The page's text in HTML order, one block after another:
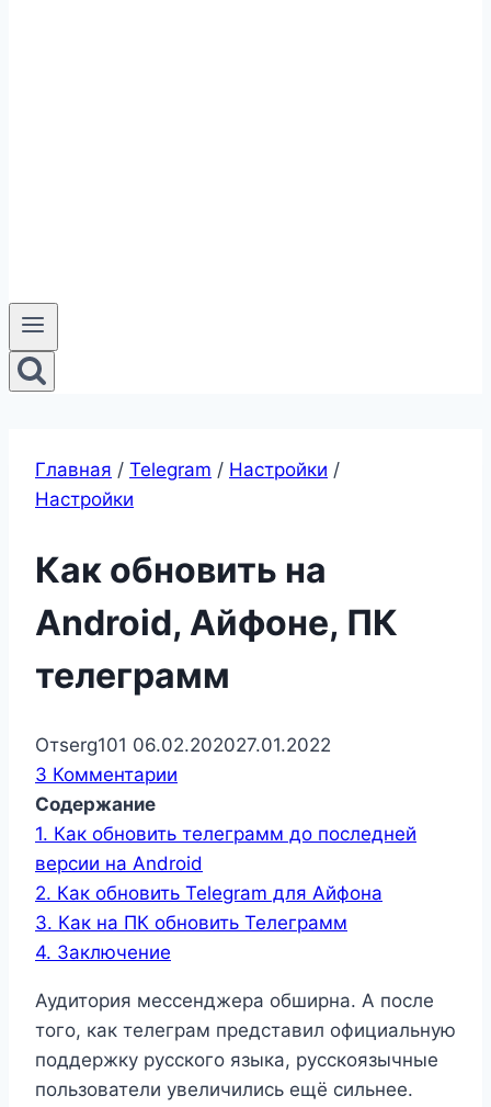
Главная / Telegram / Настройки /
Настройки
Как обновить на
Android, Айфоне, ПК
телеграмм
Отserg101 06.02.202027.01.2022
3 Комментарии
Содержание
1. Как обновить телеграмм до последней
версии на Android
2. Как обновить Telegram для Айфона
3. Как на ПК обновить Телеграмм
4. Заключение
Аудитория мессенджера обширна. А после
того, как телеграм представил официальную
поддержку русского языка, русскоязычные
пользователи увеличились ещё сильнее.